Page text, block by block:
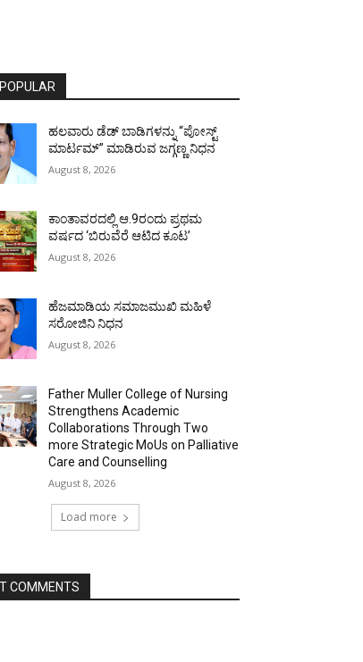
ಹಲವಾರು ಡೆಡ್ ಬಾಡಿಗಳನ್ನು “ಪೋಸ್ಟ್
ಮಾರ್ಟಮ್” ಮಾಡಿರುವ ಜಗ್ಗಣ್ಣ ನಿಧನ
August 8, 2026
ಕಾಂತಾವರದಲ್ಲಿ ಆ.9ರಂದು ಪ್ರಥಮ
ವರ್ಷದ ‘ಬಿರುವೆರೆ ಆಟಿದ ಕೂಟ’
August 8, 2026
ಹೆಜಮಾಡಿಯ ಸಮಾಜಮುಖಿ ಮಹಿಳೆ
ಸರೋಜಿನಿ ನಿಧನ
August 8, 2026
Father Muller College of Nursing
Strengthens Academic
Collaborations Through Two
more Strategic MoUs on Palliative
Care and Counselling
August 8, 2026
Load more
COMMENTS